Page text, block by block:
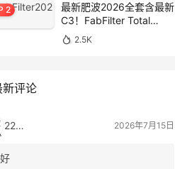
最新肥波2026全套含最新
C3！FabFilter Total
Bundle v2026.01.13
WIN&MAC
2.5K
新评论
2259 2026年7月15日